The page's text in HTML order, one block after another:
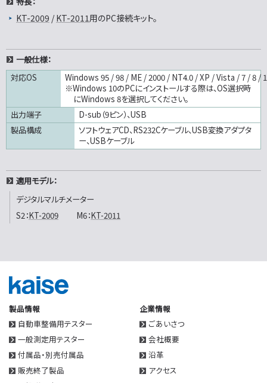
KT-2009 /KT-2011 用のPC接続キット。
一般仕様：
対応OS
Windows 95 / 98 / ME / 2000 / NT4.0 / XP / Vista / 7 / 8 /
※Windows 10のPCにインストールする際は、OS選択時
にWindows 8を選択してください。
出力端子
D-sub（9ピン）、USB
製品構成
ソフトウェアCD、RS232Cケーブル、USB変換アダプタ
ー、USBケーブル
適用モデル：
デジタルマルチメーター
S2：KT-2009 M6：KT-2011
製品情報
自動車整備用テスター
一般測定用テスター
付属品・別売付属品
販売終了製品
企業情報
ごあいさつ
会社概要
沿革
アクセス